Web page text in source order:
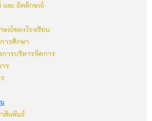
และ อัตลักษณ์
ณ์ของโรงเรียน
ารศึกษา
การบริหารจัดการ
ร
สัมพันธ์